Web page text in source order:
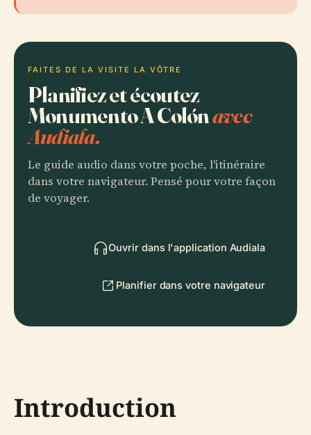
FAITES DE LA VISITE LA VÔTRE
Planifiez et écoutez
Monumento A Colónavec
Audiala.
Le guide audio dans votre poche, l'itinéraire
dans votre navigateur. Pensé pour votre façon
de voyager.
Ouvrir dans l'application Audiala
Planifier dans votre navigateur
Introduction